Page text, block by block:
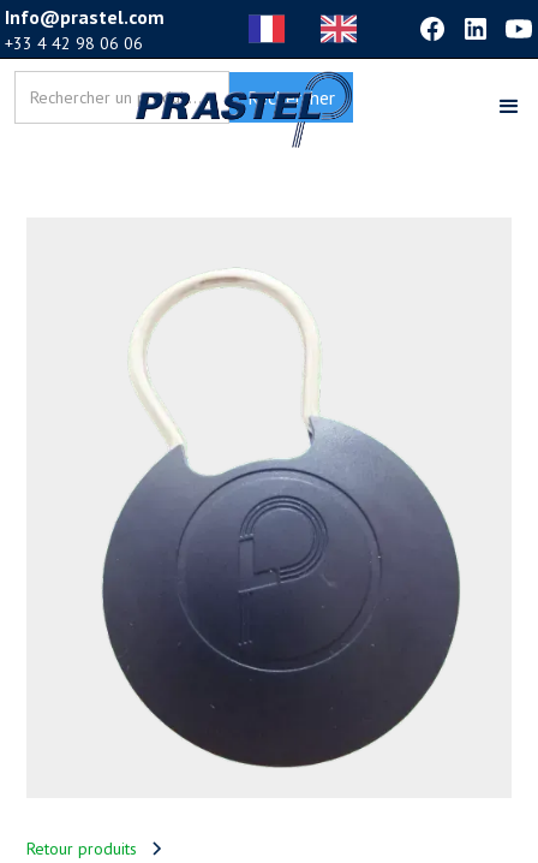
Info@prastel.com
+33 4 42 98 06 06
Retour produits